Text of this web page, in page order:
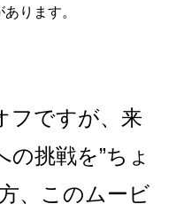
ります。
フですが、来
挑戦を”ちょ
、このムービ